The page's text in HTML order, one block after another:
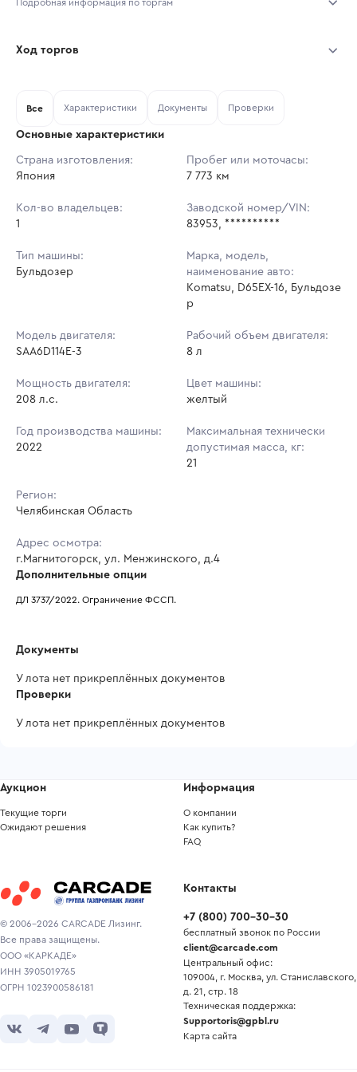
Подробная информация по торгам
Тип аукциона: Открытые торги
Шаг торгов: 143 260 ₽
Кол-во ставок:
Ход торгов
Ставок не найдено
в аукционах
Все Характеристики Документы Проверки
Основные характеристики
Страна изготовления:
Япония
Пробег или моточасы:
7 773 км
Кол-во владельцев:
1
Заводской номер/VIN:
83953, **********
Тип машины:
Бульдозер
Марка, модель,
наименование авто:
Komatsu, D65EX-16, Бульдозе
р
Модель двигателя:
SAA6D114E-3
Рабочий объем двигателя:
8 л
Мощность двигателя:
208 л.с.
Цвет машины:
желтый
Год производства машины:
2022
Максимальная технически
допустимая масса, кг:
21
Регион:
Челябинская Область
Адрес осмотра:
г.Магнитогорск, ул. Менжинского, д.4
Дополнительные опции
ДЛ 3737/2022. Ограничение ФССП.
Документы
У лота нет прикреплённых документов
Проверки
У лота нет прикреплённых документов
© 2006-2026 CARCADE Лизинг.
Все права защищены.
ООО «КАРКАДЕ»
ИНН 3905019765
ОГРН 1023900586181
Аукцион
Текущие торги
Ожидают решения
Информация
О компании
Как купить?
FAQ
Контакты
+7 (800) 700-30-30
бесплатный звонок по России
client@carcade.com
Центральный офис:
109004, г. Москва, ул. Станиславского,
д. 21, стр. 18
Техническая поддержка:
Supportoris@gpbl.ru
Карта сайта